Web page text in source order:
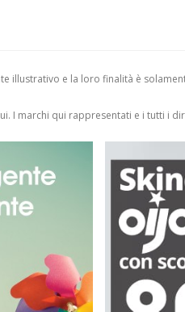
illustrativo e la loro finalità è
I marchi qui rappresentati e i tutti i